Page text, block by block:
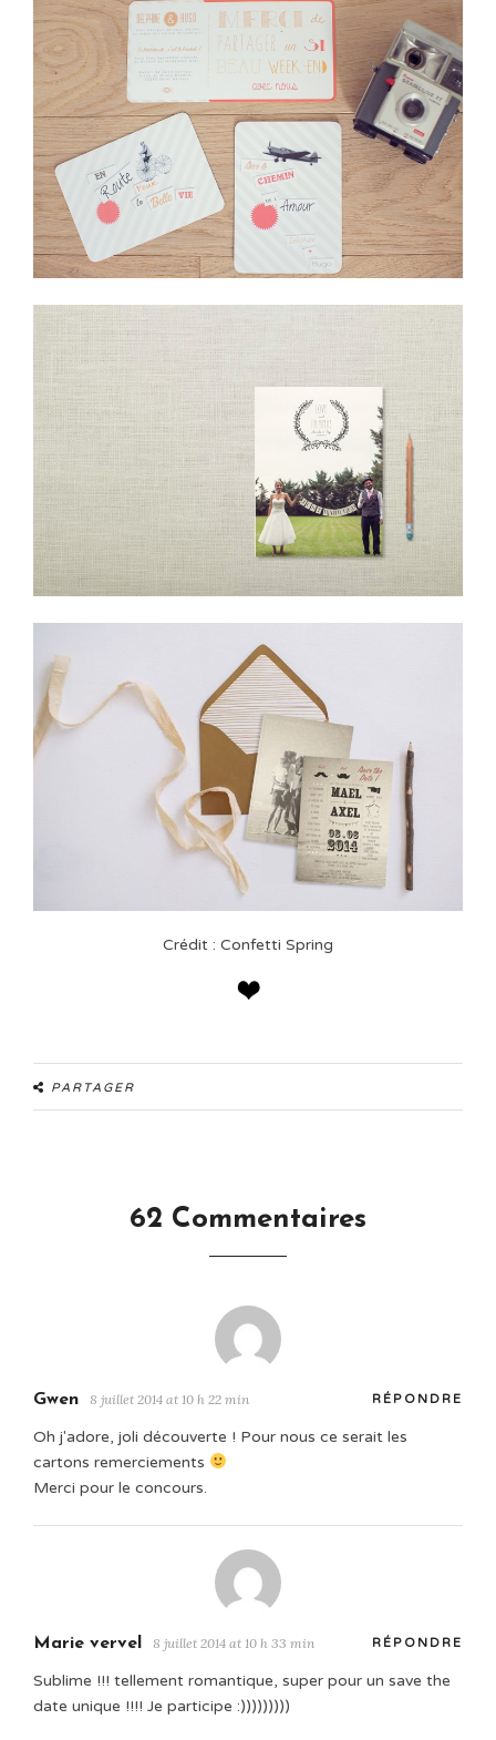
Crédit : Confetti Spring
PARTAGER
62 Commentaires
Gwen 8 juillet 2014 at 10 h 22 min RÉPONDRE
Oh j'adore, joli découverte ! Pour nous ce serait les
cartons remerciements
Merci pour le concours.
Marie vervel 8 juillet 2014 at 10 h 33 min RÉPONDRE
Sublime !!! tellement romantique, super pour un save the
date unique !!!! Je participe :)))))))))